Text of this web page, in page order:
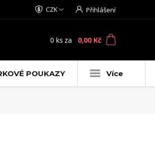
CZK Přihlášení
0 ks za 0,00 Kč
POUKAZY Více